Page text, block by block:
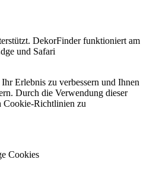
DekorFinder funktioniert am
und Safari
Erlebnis zu verbessern und Ihnen
Durch die Verwendung dieser
Cookie-Richtlinien zu
Cookies